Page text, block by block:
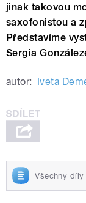
jinak takovou
saxofonistou a
Představíme
Sergia
autor: Iveta
Všechny díly